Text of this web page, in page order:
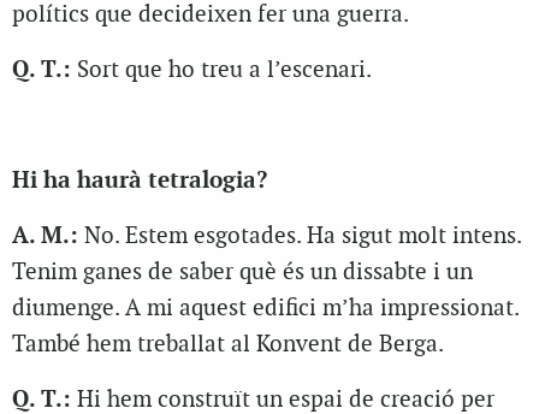
polítics que decideixen fer una guerra.
Q. T.: Sort que ho treu a l’escenari.
Hi ha haurà tetralogia?
A. M.: No. Estem esgotades. Ha sigut molt intens.
Tenim ganes de saber què és un dissabte i un
diumenge. A mi aquest edifici m’ha impressionat.
També hem treballat al Konvent de Berga.
Q. T.: Hi hem construït un espai de creació per